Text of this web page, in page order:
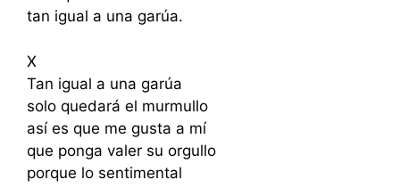
tan igual a una garúa.
X
Tan igual a una garúa
solo quedará el murmullo
así es que me gusta a mí
que ponga valer su orgullo
porque lo sentimental